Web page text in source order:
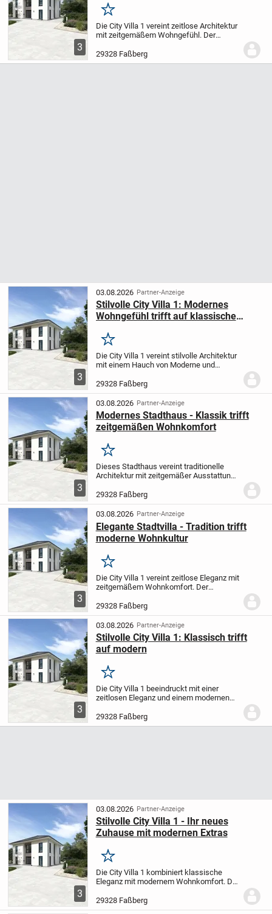
3
Merken
Die City Villa 1 vereint zeitlose Architektur
mit zeitgemäßem Wohngefühl. Der
entspannenden Momenten oder
geselligem Beisammensein mit Freunden
29328 Faßberg
3
03.08.2026 Partner-Anzeige
Stilvolle City Villa 1: Modernes
Wohngefühl trifft auf klassische
Merken
Die City Villa 1 vereint stilvolle Architektur
mit einem Hauch von Moderne und
Wohnambiente. Der weitläufige Wohn-
und Essbereich eignet sich hervorragend
für entspannte...
29328 Faßberg
3
03.08.2026 Partner-Anzeige
Modernes Stadthaus - Klassik trifft
zeitgemäßen Wohnkomfort
Merken
Dieses Stadthaus vereint traditionelle
Architektur mit zeitgemäßer Ausstattung.
bietet Ihnen und Ihren Lieben reichlich
Raum für entspannte Stunden oder
gesellige...
29328 Faßberg
3
03.08.2026 Partner-Anzeige
Elegante Stadtvilla - Tradition trifft
moderne Wohnkultur
Merken
Die City Villa 1 vereint zeitlose Eleganz mit
zeitgemäßem Wohnkomfort. Der
Ihnen ausreichend Platz für erholsame
Augenblicke mit der Familie oder
fröhliche...
29328 Faßberg
3
03.08.2026 Partner-Anzeige
Stilvolle City Villa 1: Klassisch trifft
auf modern
Merken
Die City Villa 1 beeindruckt mit einer
zeitlosen Eleganz und einem modernen
lichtdurchflutet und schafft perfekte
Bedingungen für gemütliche Stunden im
29328 Faßberg
3
03.08.2026 Partner-Anzeige
Stilvolle City Villa 1 - Ihr neues
Zuhause mit modernen Extras
Merken
Die City Villa 1 kombiniert klassische
Eleganz mit modernem Wohnkomfort. Der
viel Raum für gesellige Stunden mit Ihren
Liebsten. Im Obergeschoss befinden
29328 Faßberg